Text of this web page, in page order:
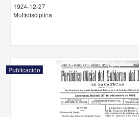
1924-12-27
Multidisciplina
Publicación